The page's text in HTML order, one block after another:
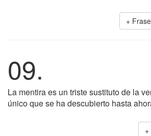
+
09.
La mentira es un triste sustituto de la
único que se ha descubierto hasta